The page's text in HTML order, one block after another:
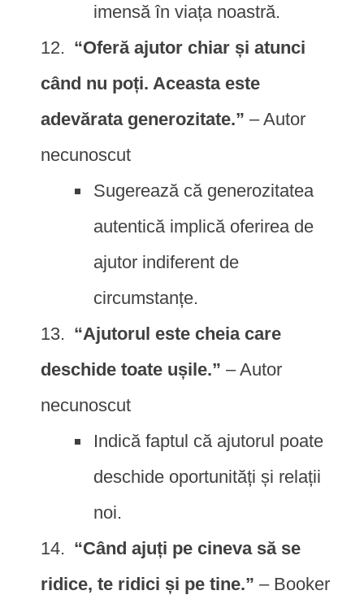
imensă în viața noastră.
“Oferă ajutor chiar și atunci
când nu poți. Aceasta este
adevărata generozitate.” – Autor
necunoscut
Sugerează că generozitatea
autentică implică oferirea de
ajutor indiferent de
circumstanțe.
“Ajutorul este cheia care
deschide toate ușile.” – Autor
necunoscut
Indică faptul că ajutorul poate
deschide oportunități și relații
noi.
“Când ajuți pe cineva să se
ridice, te ridici și pe tine.” – Booker